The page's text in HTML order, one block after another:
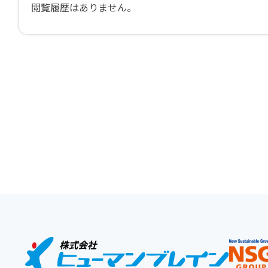
閲覧履歴はありません。